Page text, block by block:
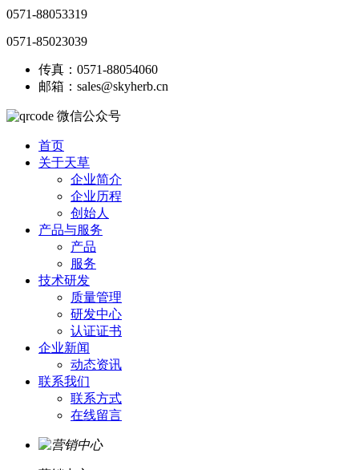
0571-88053319
0571-85023039
传真：0571-88054060
邮箱：sales@skyherb.cn
微信公众号
首页
关于天草
企业简介
企业历程
创始人
产品与服务
产品
服务
技术研发
质量管理
研发中心
认证证书
企业新闻
动态资讯
联系我们
联系方式
在线留言